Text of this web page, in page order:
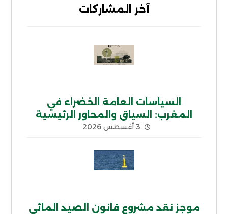
آخر المشاركات
السياسات العامة الخضراء في
المغرب: السياق والمحاور الرئيسية
3 أغسطس 2026
موجز نقد مشروع قانون الصيد المائي